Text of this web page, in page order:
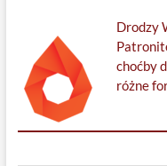
Drodzy
choćby
różne